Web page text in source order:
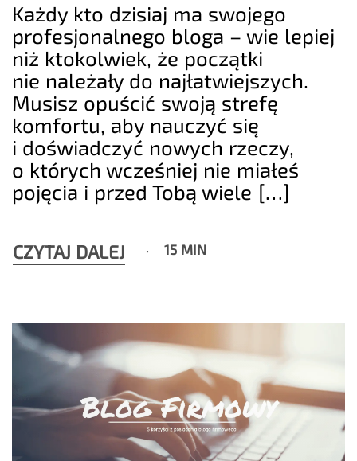
Każdy kto dzisiaj ma swojego
profesjonalnego bloga – wie lepiej
niż ktokolwiek, że początki
nie należały do najłatwiejszych.
Musisz opuścić swoją strefę
komfortu, aby nauczyć się
i doświadczyć nowych rzeczy,
o których wcześniej nie miałeś
pojęcia i przed Tobą wiele […]
CZYTAJ DALEJ 15 MIN